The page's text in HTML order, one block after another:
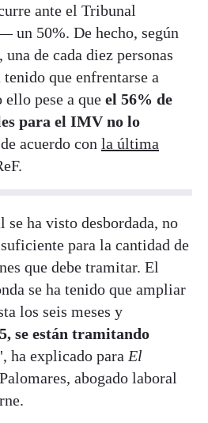
ante el Tribunal
un 50%. De hecho, según
de cada diez personas
que enfrentarse a
pese a que el 56% de
para el IMV no lo
acuerdo con la última
se ha visto desbordada, no
para la cantidad de
que debe tramitar. El
se ha tenido que ampliar
los seis meses y
se están tramitando
ha explicado para El
abogado laboral